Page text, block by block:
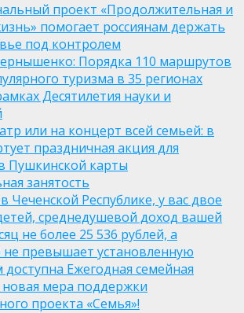
проект «Продолжительная и
помогает россиянам держать
под контролем
Порядка 110 маршрутов
туризма в 35 регионах
Десятилетия науки и
или на концерт всей семьей: в
праздничная акция для
Пушкинской карты
занятость
Чеченской Республике, у вас двое
среднедушевой доход вашей
не более 25 536 рублей, а
превышает установленную
Ежегодная семейная
мера поддержки
проекта «Семья»!